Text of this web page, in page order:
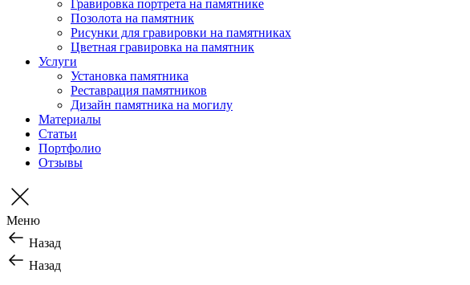
Гравировка портрета на памятнике
Позолота на памятник
Рисунки для гравировки на памятниках
Цветная гравировка на памятник
Услуги
Установка памятника
Реставрация памятников
Дизайн памятника на могилу
Материалы
Статьи
Портфолио
Отзывы
Меню
Назад
Назад